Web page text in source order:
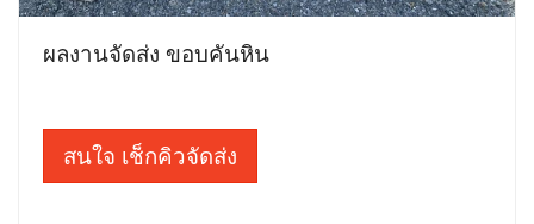
ผลงานจัดส่ง ขอบคันหิน
สนใจ เช็กคิวจัดส่ง